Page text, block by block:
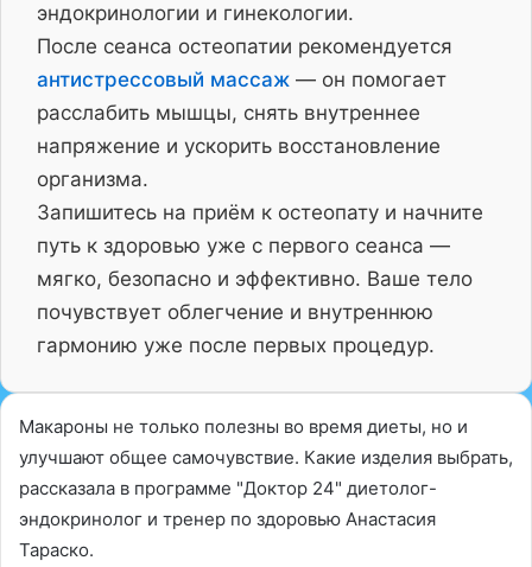
эндокринологии и гинекологии.
После сеанса остеопатии рекомендуется
антистрессовый массаж — он помогает
расслабить мышцы, снять внутреннее
напряжение и ускорить восстановление
организма.
Запишитесь на приём к остеопату и начните
путь к здоровью уже с первого сеанса —
мягко, безопасно и эффективно. Ваше тело
почувствует облегчение и внутреннюю
гармонию уже после первых процедур.
Макароны не только полезны во время диеты, но и
улучшают общее самочувствие. Какие изделия выбрать,
рассказала в программе "Доктор 24" диетолог-
эндокринолог и тренер по здоровью Анастасия
Тараско.